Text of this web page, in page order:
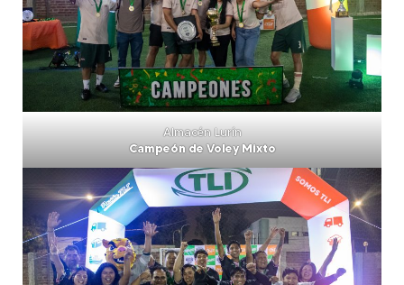
Almacén Lurín
Campeón de Voley Mixto